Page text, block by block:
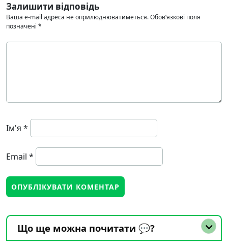
Залишити відповідь
Ваша e-mail адреса не оприлюднюватиметься.Обов’язкові поля
позначені *
Ім'я *
Email *
Що ще можна почитати 💬?